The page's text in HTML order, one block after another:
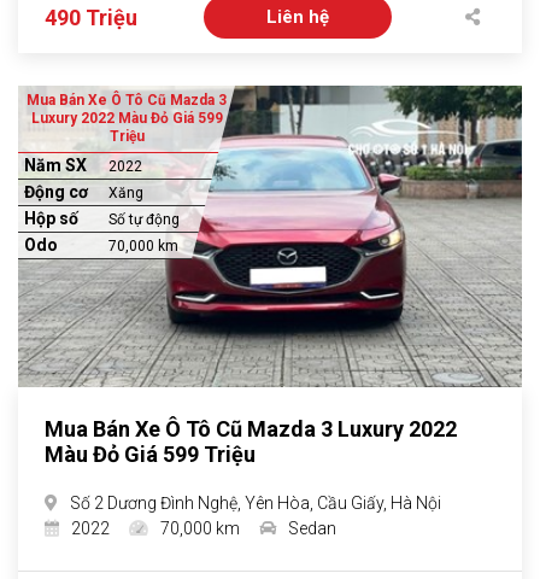
490 Triệu Liên hệ
Mua Bán Xe Ô Tô Cũ Mazda 3
Luxury 2022 Màu Đỏ Giá 599
Triệu
Năm SX 2022
Động cơ Xăng
Hộp số Số tự động
Odo 70,000 km
Mua Bán Xe Ô Tô Cũ Mazda 3 Luxury 2022
Màu Đỏ Giá 599 Triệu
Số 2 Dương Đình Nghệ, Yên Hòa, Cầu Giấy, Hà Nội
2022
70,000 km Sedan